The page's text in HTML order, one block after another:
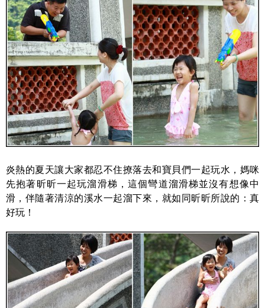
炎熱的夏天讓大家都忍不住撩落去和寶貝們一起玩水，媽咪
先抱著昕昕一起玩溜滑梯，這個彎道溜滑梯並沒有想像中
滑，伴隨著清涼的溪水一起溜下來，就如同昕昕所說的：真
好玩！